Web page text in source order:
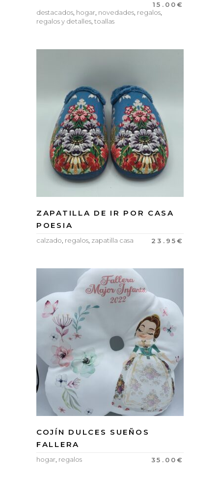
15.00€
destacados, hogar, novedades, regalos,
regalos y detalles, toallas
ZAPATILLA DE IR POR CASA
POESIA
23.95€
calzado, regalos, zapatilla casa
COJÍN DULCES SUEÑOS
FALLERA
35.00€
hogar, regalos